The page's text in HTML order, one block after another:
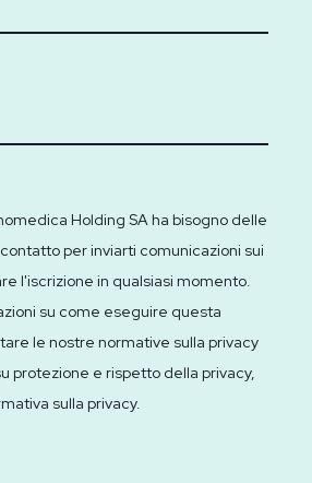
Holding SA ha bisogno delle
per inviarti comunicazioni sui
l'iscrizione in qualsiasi momento.
su come eseguire questa
le nostre normative sulla privacy
protezione e rispetto della privacy,
sulla privacy.